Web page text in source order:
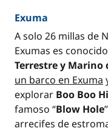
Exuma
A solo 26 millas de
Exumas es
Terrestre y Marino
un barco en Exuma
explorar Boo Boo
famoso “Blow Hole
arrecifes de